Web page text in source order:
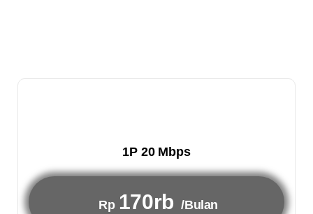
1P 20 Mbps
Rp 170rb /Bulan